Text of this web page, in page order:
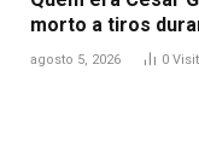
morto a tiros
agosto 5, 2026 0